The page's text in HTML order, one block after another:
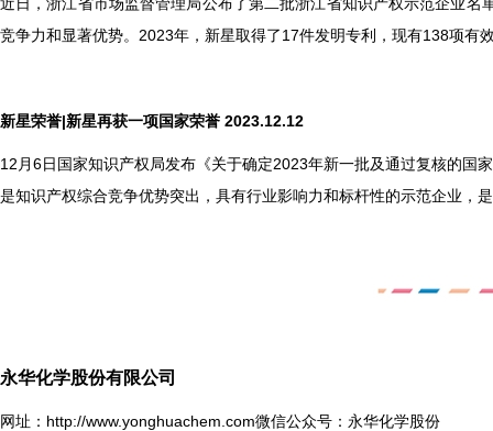
竞争力和显著优势。2023年，新星取得了17件发明专利，现有138项有
新星荣誉|新星再获一项国家荣誉 2023.12.12
12 月6日国家知识产权局发布《关于确定2023年新一批及通过复核的国
是知识产权综合竞争优势突出，具有行业影响力和标杆性的示范企业，
永华化学股份有限公司
网址： http://www.yonghuachem.com微信公众号：永华化学股份